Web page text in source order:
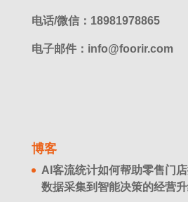
电话/微信：18981978865
电子邮件：info@foorir.com
博客
AI客流统计如何帮助零售门
数据采集到智能决策的经营